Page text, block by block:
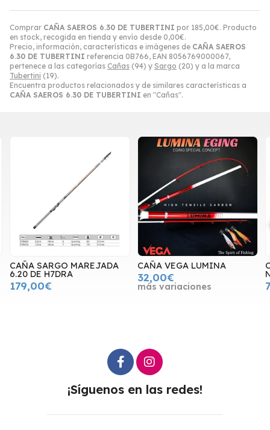
Comprar CAÑA SAEROS 6.30 DE TUBERTINI por 185,00€. Producto
en stock, recogida en tienda y envío desde 0,00€.
Precio, información, características e imágenes de CAÑA SAEROS
6.30 DE TUBERTINI referencia 0B766, EAN 8056769000067,
pertenece a las categorías Cañas (94) y Sargo (20) y a la marca
Tubertini (19).
Encuentra productos relacionados y de similares características a
CAÑA SAEROS 6.30 DE TUBERTINI en "Cañas".
CAÑA SARGO MAREJADA
6.20 DE H7DRA
179,00€
CAÑA VEGA LUMINA
32,00€
más variaciones
¡Síguenos en las redes!